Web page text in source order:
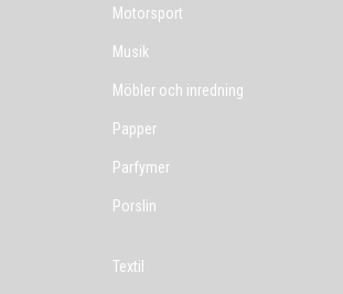
Motorsport
Musik
Möbler och inredning
Papper
Parfymer
Porslin
Textil